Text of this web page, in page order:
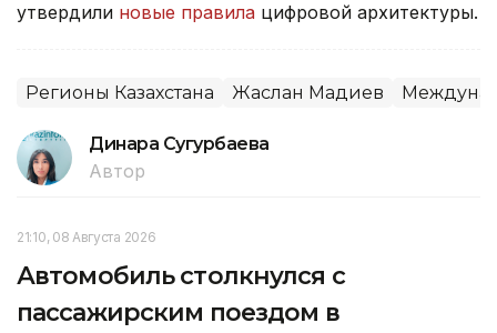
утвердили новые правила цифровой архитектуры.
Регионы Казахстана Жаслан Мадиев
Динара Сугурбаева
Автор
21:10, 08 Августа 2026
Автомобиль столкнулся с
пассажирским поездом в